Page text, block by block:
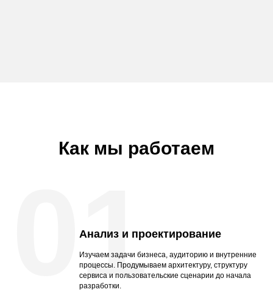
Как мы работаем
Анализ и проектирование
Изучаем задачи бизнеса, аудиторию и внутренние
процессы. Продумываем архитектуру, структуру
сервиса и пользовательские сценарии до начала
разработки.
01